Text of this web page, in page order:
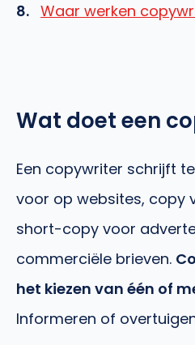
Waar werken
Wat doet een
Een copywriter schrijft
voor op websites, copy
short-copy voor
commerciële brieven.
het kiezen van één of
Informeren of